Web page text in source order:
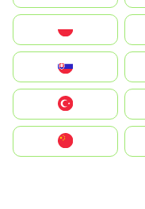
United States
中國香港特別行政區